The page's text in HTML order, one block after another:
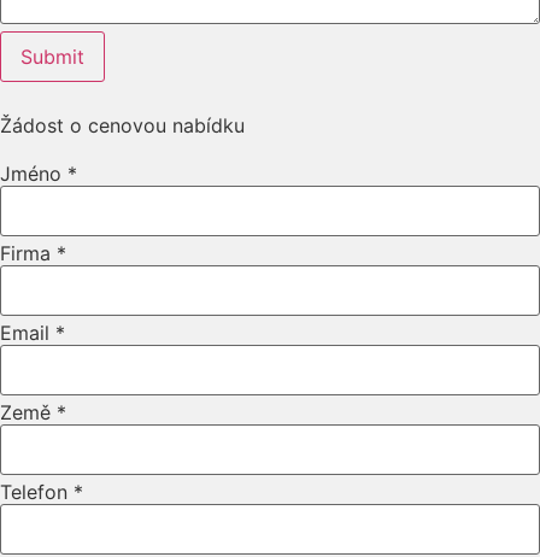
Submit
Žádost o cenovou nabídku
Jméno *
URL
Jméno
Firma *
Email *
Země *
Telefon *